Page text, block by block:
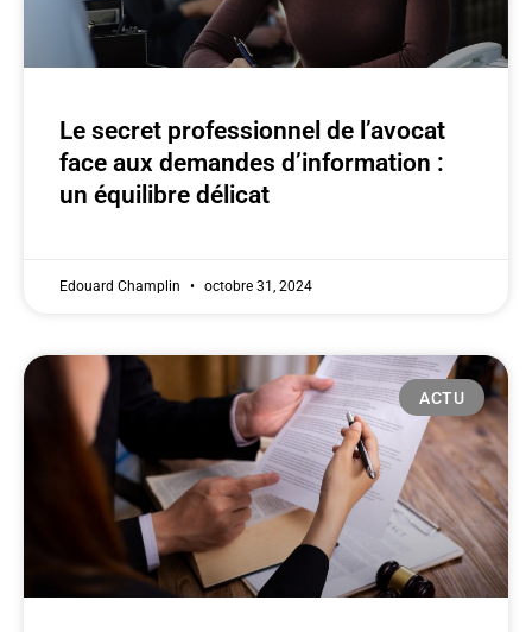
Le secret professionnel de l’avocat
face aux demandes d’information :
un équilibre délicat
Edouard Champlin octobre 31, 2024
ACTU